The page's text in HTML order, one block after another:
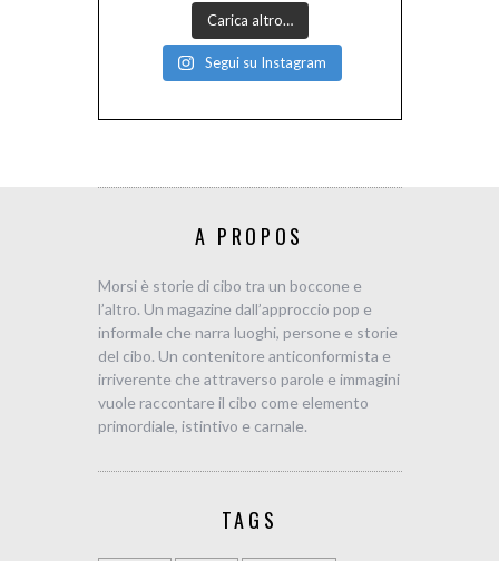
Carica altro…
Segui su Instagram
A PROPOS
Morsi è storie di cibo tra un boccone e
l’altro. Un magazine dall’approccio pop e
informale che narra luoghi, persone e storie
del cibo. Un contenitore anticonformista e
irriverente che attraverso parole e immagini
vuole raccontare il cibo come elemento
primordiale, istintivo e carnale.
TAGS